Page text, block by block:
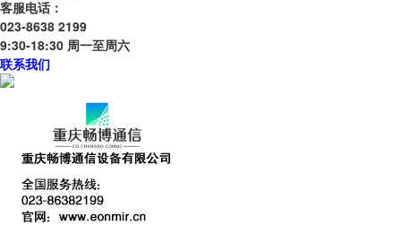
客服电话：
023-8638 2199
9:30-18:30 周一至周六
联系我们